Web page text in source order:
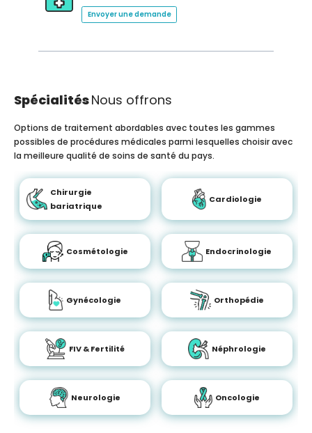
Envoyer une demande
SpécialitésNous offrons
Options de traitement abordables avec toutes les gammes
possibles de procédures médicales parmi lesquelles choisir avec
la meilleure qualité de soins de santé du pays.
Chirurgie
bariatrique
Cardiologie
Cosmétologie Endocrinologie
Gynécologie Orthopédie
FIV & Fertilité Néphrologie
Neurologie Oncologie